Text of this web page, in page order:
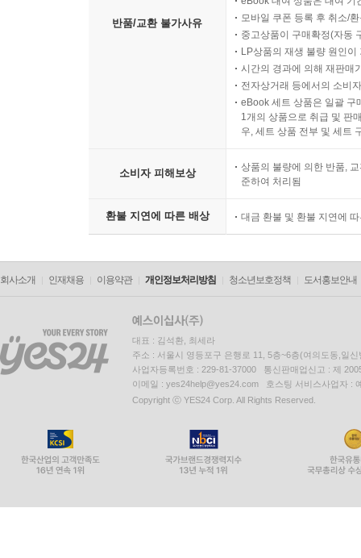
반품/교환 불가사유
모바일 쿠폰 등록 후 취소/
중고상품이 구매확정(자동
LP상품의 재생 불량 원인
시간의 경과에 의해 재판매
전자상거래 등에서의 소비
eBook 세트 상품은 일괄 구
1개의 상품으로 취급 및 판
우, 세트 상품 전부 및 세트
소비자 피해보상
상품의 불량에 의한 반품,
준하여 처리됨
환불 지연에 따른 배상 대금 환불 및 환불 지연에
회사소개 인재채용 이용약관 개인정보처리방침 청소년보호정책 도서홍보안내
대표 : 김석환, 최세라
주소 : 서울시 영등포구 은행로 11, 5층~6층(여의도동,일신
사업자등록번호 : 229-81-37000 통신판매업신고 : 제
이메일 : yes24help@yes24.com 호스팅 서비스사업자 :
Copyright ⓒ YES24 Corp. All Rights Reserved.